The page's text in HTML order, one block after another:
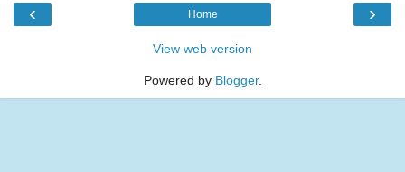
‹ ›
Home
View web version
Powered by Blogger.